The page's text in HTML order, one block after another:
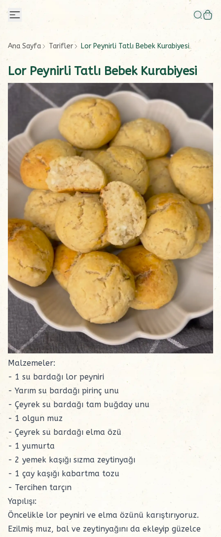
Ana Sayfa Tarifler Lor Peynirli Tatlı Bebek Kurabiyesi
Lor Peynirli Tatlı Bebek Kurabiyesi
Malzemeler:
- 1 su bardağı lor peyniri
- Yarım su bardağı pirinç unu
- Çeyrek su bardağı tam buğday unu
- 1 olgun muz
- Çeyrek su bardağı elma özü
- 1 yumurta
- 2 yemek kaşığı sızma zeytinyağı
- 1 çay kaşığı kabartma tozu
- Tercihen tarçın
Yapılışı:
Öncelikle lor peyniri ve elma özünü karıştırıyoruz.
Ezilmiş muz, bal ve zeytinyağını da ekleyip güzelce